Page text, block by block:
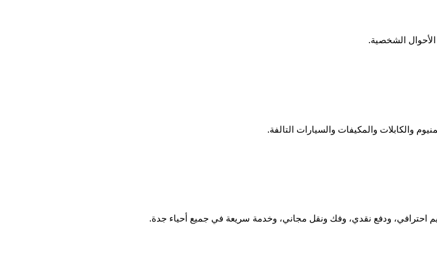
الشخصية.
والكابلات والمكيفات والسيارات التالفة.
احترافي، ودفع نقدي، وفك ونقل مجاني، وخدمة سريعة في جميع أحياء جدة.